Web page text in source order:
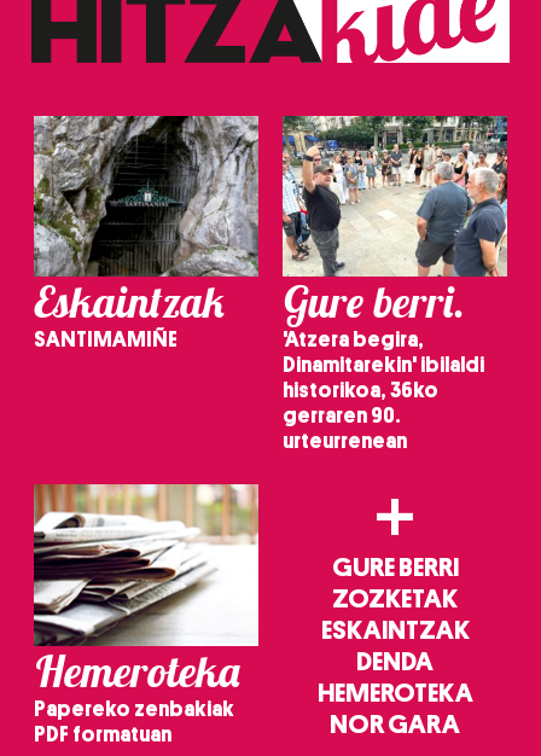
zerbitzuak hobetzeko asmoz, cookie teknologiaz
baliatzen gara. Ohar hau onartuz gero, teknologia hori
irakurri
Eskaintzak
SANTIMAMIÑE
Gure berri.
'Atzera begira,
Dinamitarekin' ibilaldi
historikoa, 36ko
gerraren 90.
urteurrenean
Hemeroteka
Papereko zenbakiak
PDF formatuan
+
GURE BERRI
ZOZKETAK
ESKAINTZAK
DENDA
HEMEROTEKA
NOR GARA